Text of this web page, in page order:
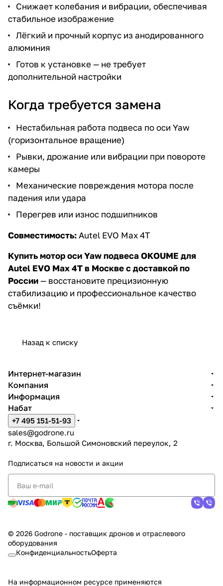
Снижает колебания и вибрации, обеспечивая
стабильное изображение
Лёгкий и прочный корпус из анодированного
алюминия
Готов к установке — не требует
дополнительной настройки
Когда требуется замена
Нестабильная работа подвеса по оси Yaw
(горизонтальное вращение)
Рывки, дрожание или вибрации при повороте
камеры
Механические повреждения мотора после
падения или удара
Перегрев или износ подшипников
Совместимость:Autel EVO Max 4T
Купить мотор оси Yaw подвеса OKOUME для
Autel EVO Max 4T в Москве с доставкой по
России— восстановите прецизионную
стабилизацию и профессиональное качество
съёмки!
Назад к списку
Интернет-магазин
Компания
Информация
Набат
+7 495 151-51-93
sales@godrone.ru
г. Москва, Большой Симоновский переулок, 2
Подписаться на новости и акции
© 2026 Godrone - поставщик дронов и отраслевого
оборудования
КонфиденциальностьОферта
На информационном ресурсе применяются